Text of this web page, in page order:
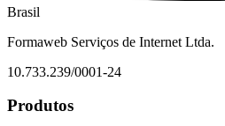
Brasil
Formaweb Serviços de Internet Ltda.
10.733.239/0001-24
Produtos